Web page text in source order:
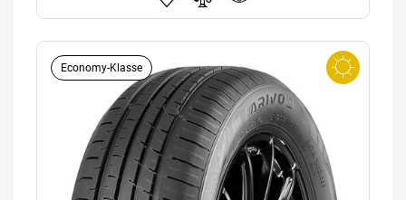
Economy-Klasse